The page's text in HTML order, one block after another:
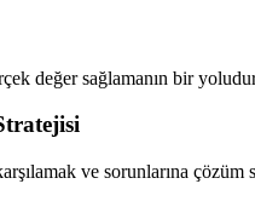
değer sağlamanın bir
ve sorunlarına